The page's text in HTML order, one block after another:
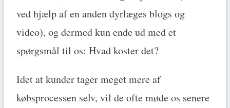
ved hjælp af en anden dyrlæges blogs og
video), og dermed kun ende ud med et
spørgsmål til os: Hvad koster det?
Idet at kunder tager meget mere af
købsprocessen selv, vil de ofte møde os senere